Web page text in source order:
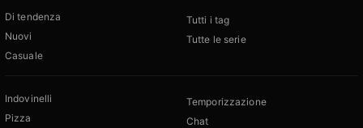
Di tendenza
Nuovi
Casuale
Tutti i tag
Tutte le serie
Indovinelli
Pizza
Temporizzazione
Chat